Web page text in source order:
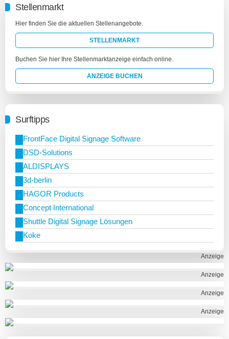
Stellenmarkt
Hier finden Sie die aktuellen Stellenangebote.
STELLENMARKT
Buchen Sie hier Ihre Stellenmarktanzeige einfach online.
ANZEIGE BUCHEN
Surftipps
FrontFace Digital Signage Software
DSD-Solutions
ALDISPLAYS
3d-berlin
HAGOR Products
Concept International
Shuttle Digital Signage Lösungen
Koke
Anzeige
Anzeige
Anzeige
Anzeige